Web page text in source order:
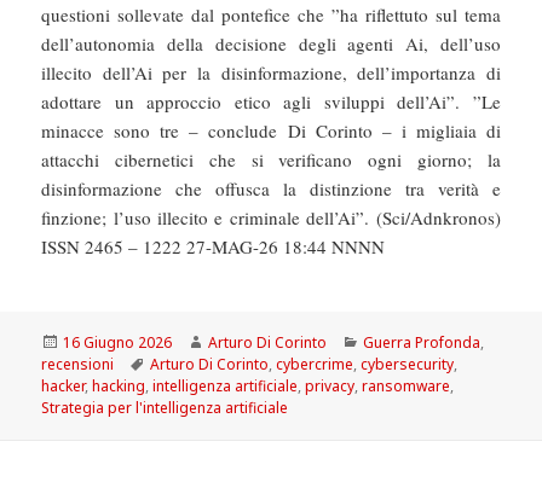
questioni sollevate dal pontefice che ”ha riflettuto sul tema
dell’autonomia della decisione degli agenti Ai, dell’uso
illecito dell’Ai per la disinformazione, dell’importanza di
adottare un approccio etico agli sviluppi dell’Ai”. ”Le
minacce sono tre – conclude Di Corinto – i migliaia di
attacchi cibernetici che si verificano ogni giorno; la
disinformazione che offusca la distinzione tra verità e
finzione; l’uso illecito e criminale dell’Ai”. (Sci/Adnkronos)
ISSN 2465 – 1222 27-MAG-26 18:44 NNNN
Scritto
il
16 Giugno 2026 Autore
Arturo Di Corinto Categorie
Guerra Profonda,
recensioni
Tag
Arturo Di Corinto,cybercrime,cybersecurity,
hacker,hacking,intelligenza artificiale,privacy,ransomware,
Strategia per l'intelligenza artificiale